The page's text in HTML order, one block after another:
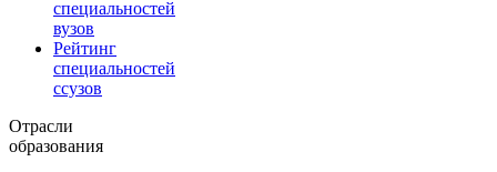
специальностей
вузов
Рейтинг
специальностей
ссузов
Отрасли
образования